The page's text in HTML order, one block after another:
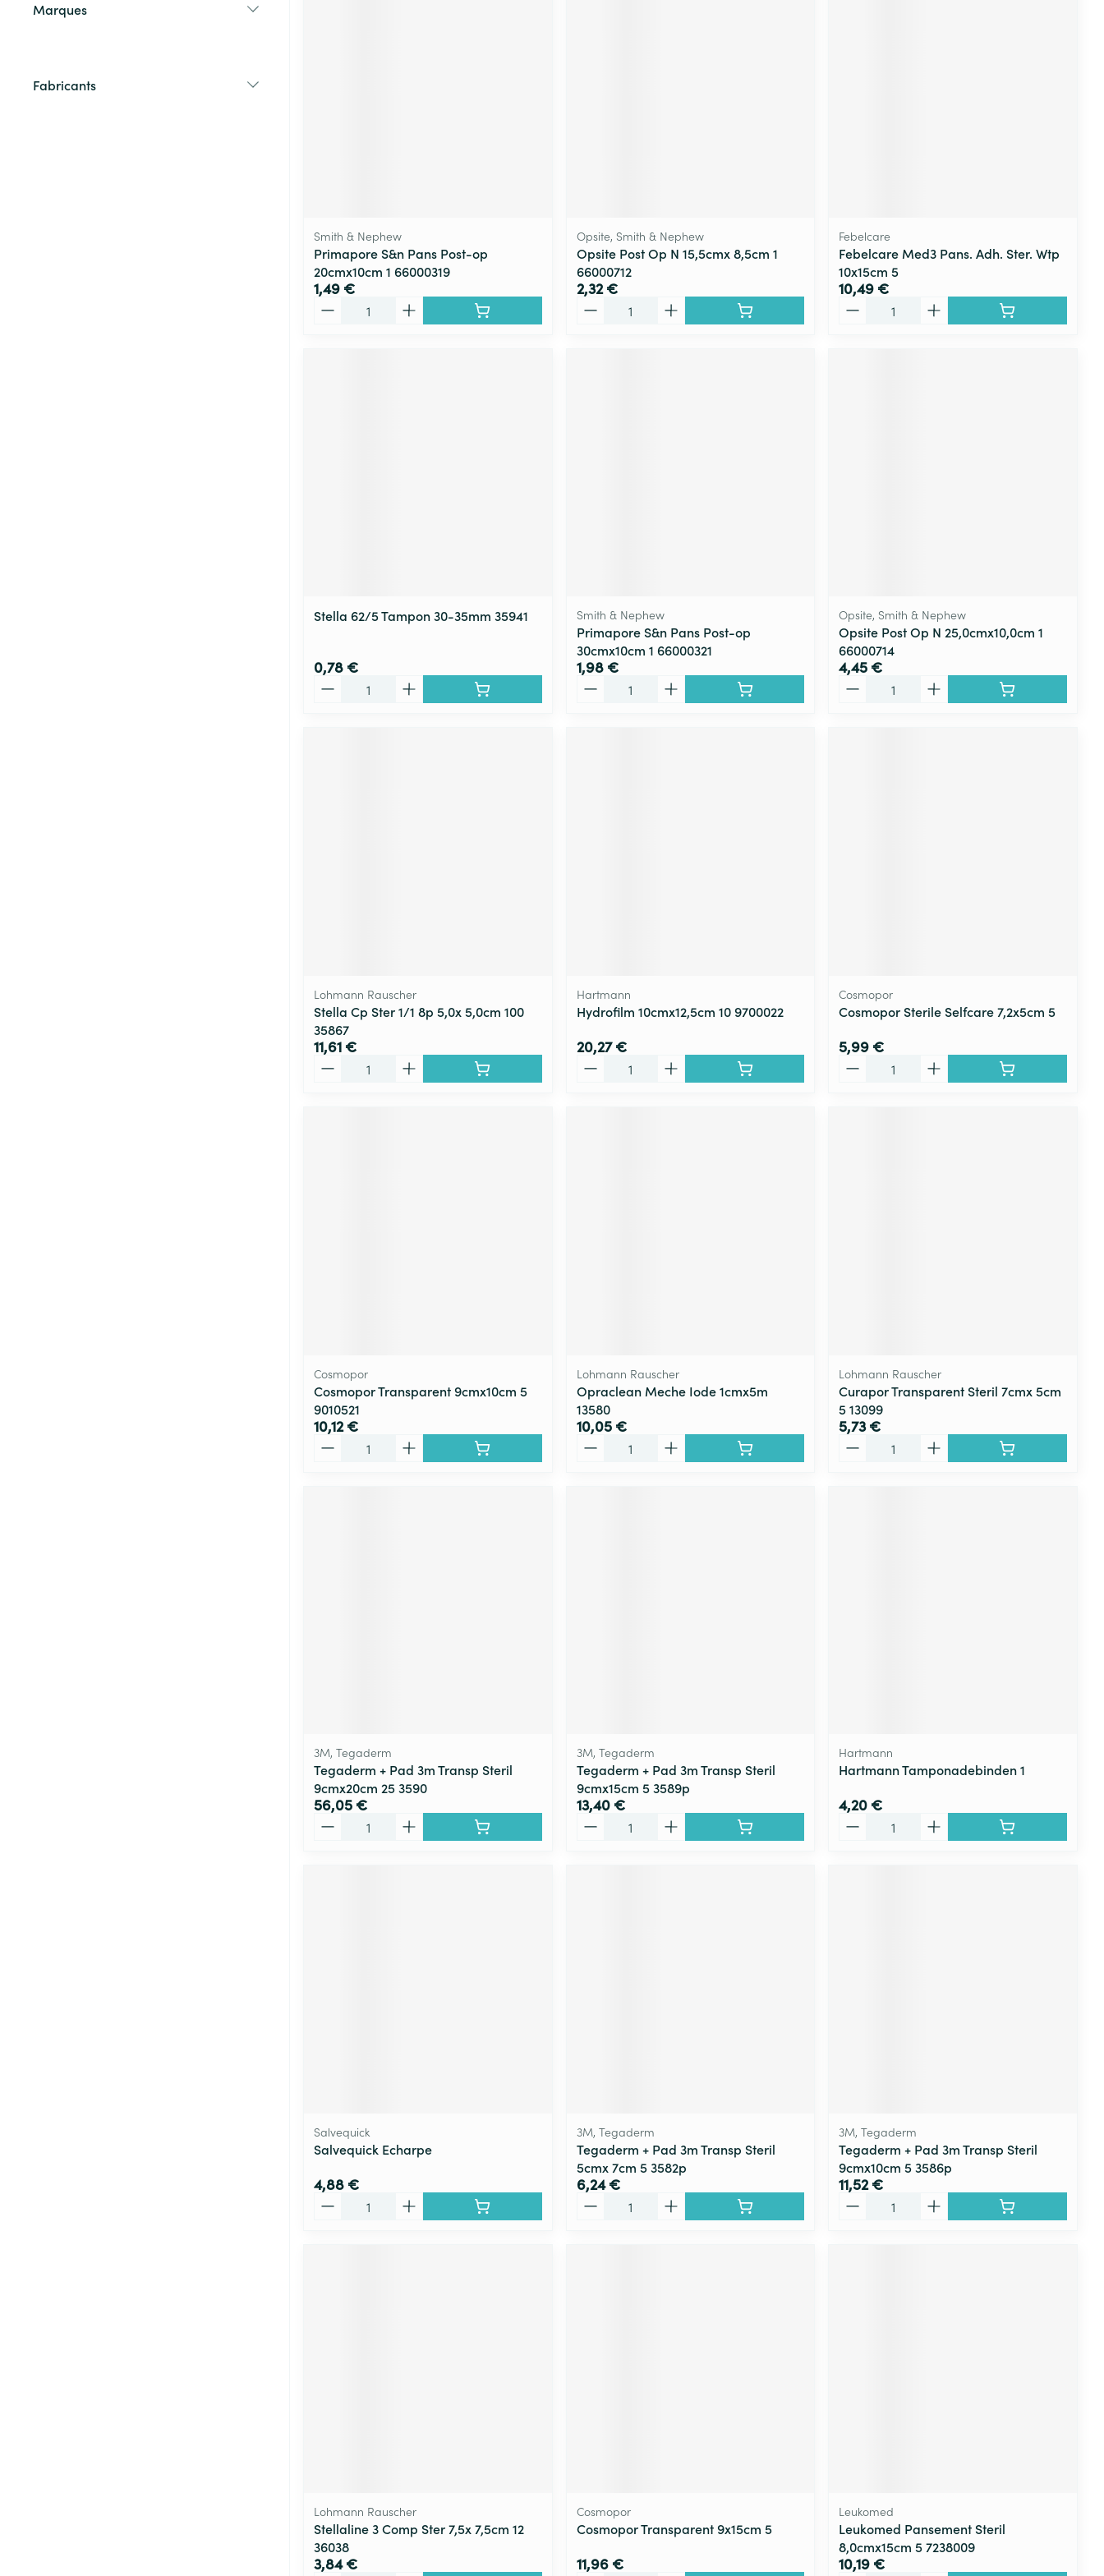
Marques
Fabricants
Smith & Nephew
Primapore S&n Pans Post-op
20cmx10cm 1 66000319
1,49 €
Opsite, Smith & Nephew
Opsite Post Op N 15,5cmx 8,5cm 1
66000712
2,32 €
Febelcare
Febelcare Med3 Pans. Adh. Ster. Wtp
10x15cm 5
10,49 €
Stella 62/5 Tampon 30-35mm 35941
0,78 €
Smith & Nephew
Primapore S&n Pans Post-op
30cmx10cm 1 66000321
1,98 €
Opsite, Smith & Nephew
Opsite Post Op N 25,0cmx10,0cm 1
66000714
4,45 €
Lohmann Rauscher
Stella Cp Ster 1/1 8p 5,0x 5,0cm 100
35867
11,61 €
Hartmann
Hydrofilm 10cmx12,5cm 10 9700022
20,27 €
Cosmopor
Cosmopor Sterile Selfcare 7,2x5cm 5
5,99 €
Cosmopor
Cosmopor Transparent 9cmx10cm 5
9010521
10,12 €
Lohmann Rauscher
Opraclean Meche Iode 1cmx5m
13580
10,05 €
Lohmann Rauscher
Curapor Transparent Steril 7cmx 5cm
5 13099
5,73 €
3M, Tegaderm
Tegaderm + Pad 3m Transp Steril
9cmx20cm 25 3590
56,05 €
3M, Tegaderm
Tegaderm + Pad 3m Transp Steril
9cmx15cm 5 3589p
13,40 €
Hartmann
Hartmann Tamponadebinden 1
4,20 €
Salvequick
Salvequick Echarpe
4,88 €
3M, Tegaderm
Tegaderm + Pad 3m Transp Steril
5cmx 7cm 5 3582p
6,24 €
3M, Tegaderm
Tegaderm + Pad 3m Transp Steril
9cmx10cm 5 3586p
11,52 €
Lohmann Rauscher
Stellaline 3 Comp Ster 7,5x 7,5cm 12
36038
3,84 €
Cosmopor
Cosmopor Transparent 9x15cm 5
11,96 €
Leukomed
Leukomed Pansement Steril
8,0cmx15cm 5 7238009
10,19 €